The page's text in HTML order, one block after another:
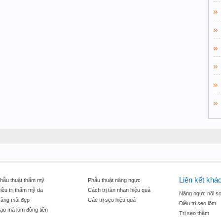
thuật thẩm mỹ
trị thẩm mỹ da
mũi đẹp
mà lúm đồng tiền
Phẫu thuật nâng ngực
Cách trị tàn nhan hiệu quả
Các trị sẹo hiệu quả
Liên kết
Nâng ngực nội
Điều trị sẹo lõm
Trị sẹo thâm